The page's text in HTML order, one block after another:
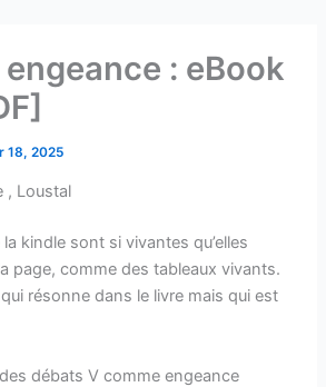
: eBook
18, 2025
, Loustal
kindle sont si vivantes qu’elles
page, comme des tableaux vivants.
résonne dans le livre mais qui est
débats V comme engeance